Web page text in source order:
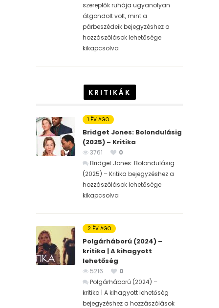
szereplők ruhája ugyanolyan
átgondolt volt, mint a
párbeszédeik bejegyzéshez a
hozzászólások lehetősége
kikapcsolva
KRITIKÁK
1 ÉV AGO
Bridget Jones: Bolondulásig
(2025) – Kritika
3761
0
Bridget Jones: Bolondulásig
(2025) – Kritika bejegyzéshez a
hozzászólások lehetősége
kikapcsolva
2 ÉV AGO
Polgárháború (2024) –
kritika | A kihagyott
lehetőség
5216
0
Polgárháború (2024) –
kritika | A kihagyott lehetőség
bejegyzéshez a hozzászólások